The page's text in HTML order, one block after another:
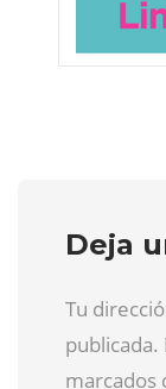
Deja
Tu
publicada.
marcados